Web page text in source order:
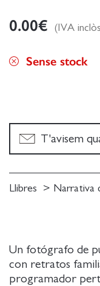
Un fotógrafo de
con retratos
programador
0.00€ (IVA
Sense stock
T'avisem
Llibres Narrativa